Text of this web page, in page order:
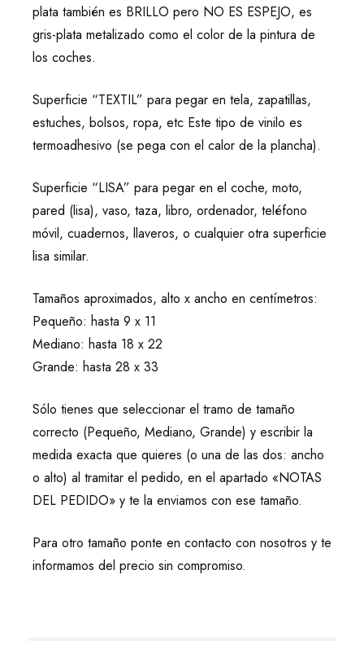
plata también es BRILLO pero NO ES ESPEJO, es
gris-plata metalizado como el color de la pintura de
los coches.
Superficie “TEXTIL” para pegar en tela, zapatillas,
estuches, bolsos, ropa, etc Este tipo de vinilo es
termoadhesivo (se pega con el calor de la plancha).
Superficie “LISA” para pegar en el coche, moto,
pared (lisa), vaso, taza, libro, ordenador, teléfono
móvil, cuadernos, llaveros, o cualquier otra superficie
lisa similar.
Tamaños aproximados, alto x ancho en centímetros:
Pequeño: hasta 9 x 11
Mediano: hasta 18 x 22
Grande: hasta 28 x 33
Sólo tienes que seleccionar el tramo de tamaño
correcto (Pequeño, Mediano, Grande) y escribir la
medida exacta que quieres (o una de las dos: ancho
o alto) al tramitar el pedido, en el apartado «NOTAS
DEL PEDIDO» y te la enviamos con ese tamaño.
Para otro tamaño ponte en contacto con nosotros y te
informamos del precio sin compromiso.